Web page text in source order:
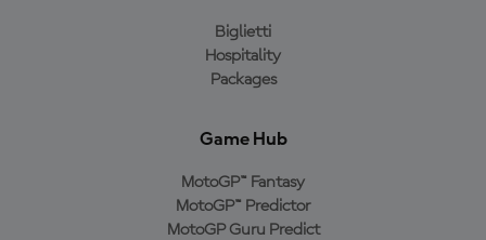
Biglietti
Hospitality
Packages
Game Hub
MotoGP™ Fantasy
MotoGP™ Predictor
MotoGP Guru Predict